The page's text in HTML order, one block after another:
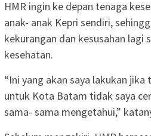
HMR ingin ke depan tenaga
anak- anak Kepri sendiri,
kekurangan dan kesusahan lagi
kesehatan.
“Ini yang akan saya lakukan jika
untuk Kota Batam tidak saya
sama- sama mengetahui,”